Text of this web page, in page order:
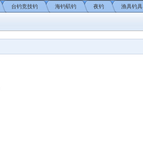
台钓竞技钓 海钓矶钓 夜钓 渔具钓具